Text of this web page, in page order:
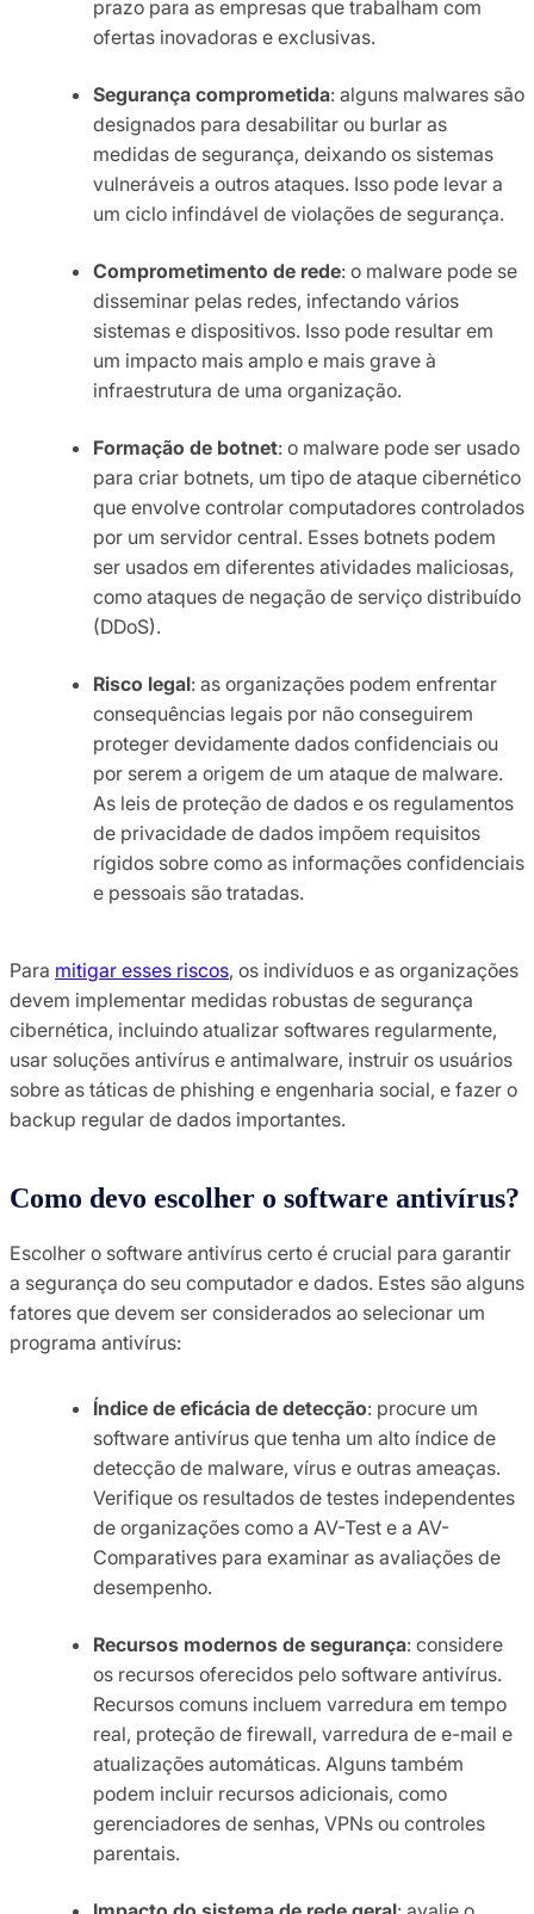
prazo para as empresas que trabalham com
ofertas inovadoras e exclusivas.
Segurança comprometida: alguns malwares são
designados para desabilitar ou burlar as
medidas de segurança, deixando os sistemas
vulneráveis a outros ataques. Isso pode levar a
um ciclo infindável de violações de segurança.
Comprometimento de rede: o malware pode se
disseminar pelas redes, infectando vários
sistemas e dispositivos. Isso pode resultar em
um impacto mais amplo e mais grave à
infraestrutura de uma organização.
Formação de botnet: o malware pode ser usado
para criar botnets, um tipo de ataque cibernético
que envolve controlar computadores controlados
por um servidor central. Esses botnets podem
ser usados em diferentes atividades maliciosas,
como ataques de negação de serviço distribuído
(DDoS).
Risco legal: as organizações podem enfrentar
consequências legais por não conseguirem
proteger devidamente dados confidenciais ou
por serem a origem de um ataque de malware.
As leis de proteção de dados e os regulamentos
de privacidade de dados impõem requisitos
rígidos sobre como as informações confidenciais
e pessoais são tratadas.
Para mitigar esses riscos, os indivíduos e as organizações
devem implementar medidas robustas de segurança
cibernética, incluindo atualizar softwares regularmente,
usar soluções antivírus e antimalware, instruir os usuários
sobre as táticas de phishing e engenharia social, e fazer o
backup regular de dados importantes.
Como devo escolher o software antivírus?
Escolher o software antivírus certo é crucial para garantir
a segurança do seu computador e dados. Estes são alguns
fatores que devem ser considerados ao selecionar um
programa antivírus:
Índice de eficácia de detecção: procure um
software antivírus que tenha um alto índice de
detecção de malware, vírus e outras ameaças.
Verifique os resultados de testes independentes
de organizações como a AV-Test e a AV-
Comparatives para examinar as avaliações de
desempenho.
Recursos modernos de segurança: considere
os recursos oferecidos pelo software antivírus.
Recursos comuns incluem varredura em tempo
real, proteção de firewall, varredura de e-mail e
atualizações automáticas. Alguns também
podem incluir recursos adicionais, como
gerenciadores de senhas, VPNs ou controles
parentais.